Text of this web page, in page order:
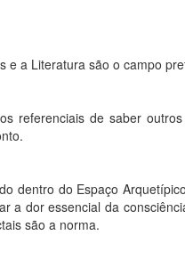
a Literatura são o campo
de saber outros
dentro do Espaço
a dor essencial da
são a norma.